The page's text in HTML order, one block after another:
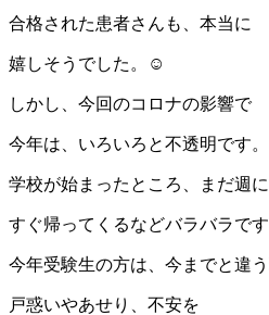
合格された患者さんも、本当に
嬉しそうでした。☺
しかし、今回のコロナの影響で
今年は、いろいろと不透明です。
学校が始まったところ、まだ週
すぐ帰ってくるなどバラバラです
今年受験生の方は、今までと違
戸惑いやあせり、不安を